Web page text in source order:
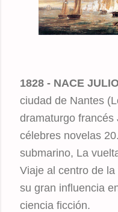
1828 - NACE
ciudad de Nantes
dramaturgo francés
célebres novelas
submarino, La
Viaje al centro de
su gran influencia
ciencia ficción.